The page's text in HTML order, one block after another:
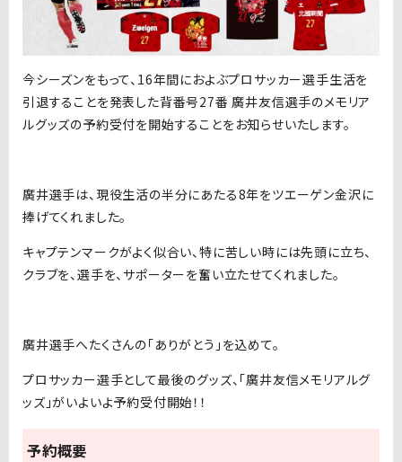
今シーズンをもって、16年間におよぶプロサッカー選手生活を
引退することを発表した背番号27番 廣井友信選手のメモリア
ルグッズの予約受付を開始することをお知らせいたします。
廣井選手は、現役生活の半分にあたる8年をツエーゲン金沢に
捧げてくれました。
キャプテンマークがよく似合い、特に苦しい時には先頭に立ち、
クラブを、選手を、サポーターを奮い立たせてくれました。
廣井選手へたくさんの「ありがとう」を込めて。
プロサッカー選手として最後のグッズ、「廣井友信メモリアルグ
ッズ」がいよいよ予約受付開始！！
予約概要